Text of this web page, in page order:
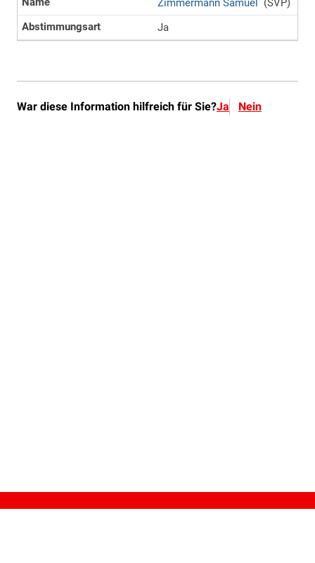
War diese Information hilfreich für Sie?Ja Nein